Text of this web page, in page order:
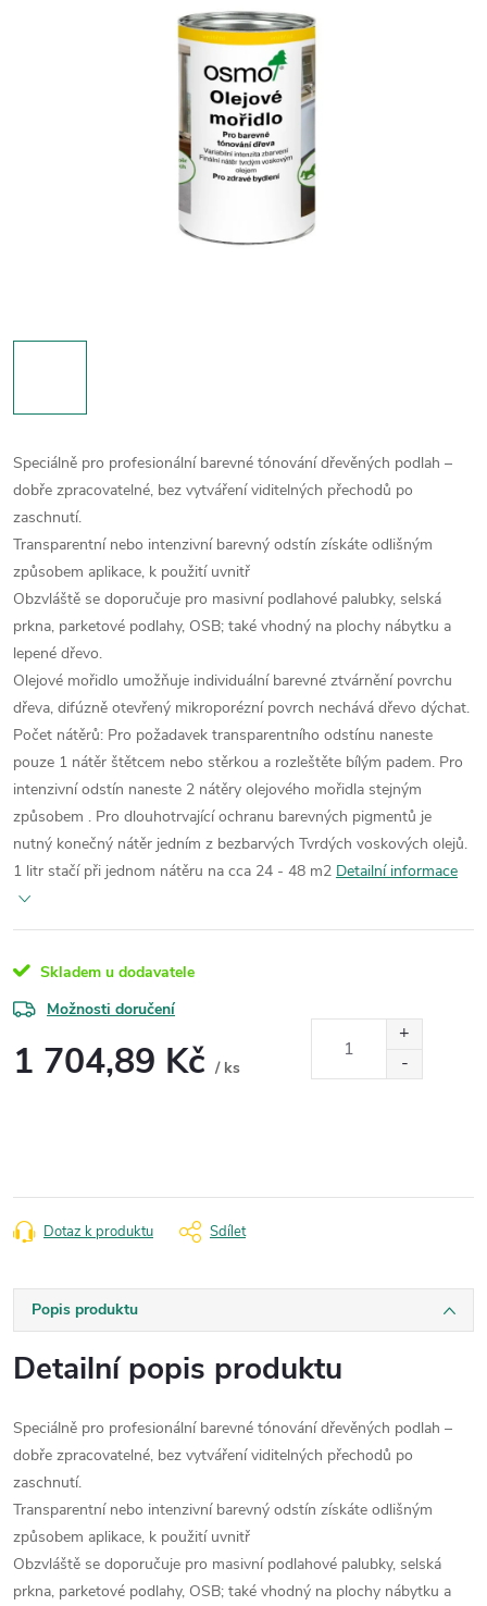
Speciálně pro profesionální barevné tónování dřevěných podlah –
dobře zpracovatelné, bez vytváření viditelných přechodů po
zaschnutí.
Transparentní nebo intenzivní barevný odstín získáte odlišným
způsobem aplikace, k použití uvnitř
Obzvláště se doporučuje pro masivní podlahové palubky, selská
prkna, parketové podlahy, OSB; také vhodný na plochy nábytku a
lepené dřevo.
Olejové mořidlo umožňuje individuální barevné ztvárnění povrchu
dřeva, difúzně otevřený mikroporézní povrch nechává dřevo dýchat.
Počet nátěrů: Pro požadavek transparentního odstínu naneste
pouze 1 nátěr štětcem nebo stěrkou a rozleštěte bílým padem. Pro
intenzivní odstín naneste 2 nátěry olejového mořidla stejným
způsobem . Pro dlouhotrvající ochranu barevných pigmentů je
nutný konečný nátěr jedním z bezbarvých Tvrdých voskových olejů.
1 litr stačí při jednom nátěru na cca 24 - 48 m2 Detailní informace
Skladem u dodavatele
Možnosti doručení
1 704,89 Kč / ks
Dotaz k produktu Sdílet
Popis produktu
Detailní popis produktu
Speciálně pro profesionální barevné tónování dřevěných podlah –
dobře zpracovatelné, bez vytváření viditelných přechodů po
zaschnutí.
Transparentní nebo intenzivní barevný odstín získáte odlišným
způsobem aplikace, k použití uvnitř
Obzvláště se doporučuje pro masivní podlahové palubky, selská
prkna, parketové podlahy, OSB; také vhodný na plochy nábytku a